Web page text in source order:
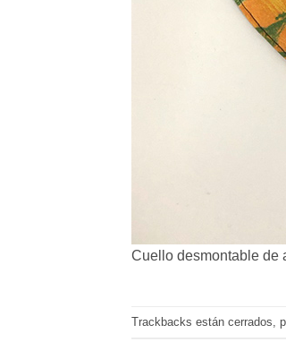
Cuello desmontable de
Trackbacks están cerrados,